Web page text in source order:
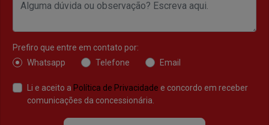
Prefiro que entre em contato por:
Whatsapp
Telefone Email
Li e aceito a Política de Privacidade e concordo em receber
comunicações da concessionária.